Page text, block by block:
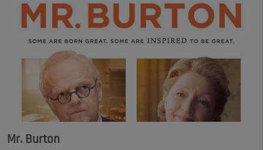
Mr. Burton